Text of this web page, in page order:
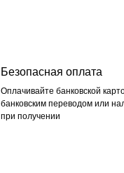
Безопасная оплата
Оплачивайте банковской
банковским переводом или
при получении